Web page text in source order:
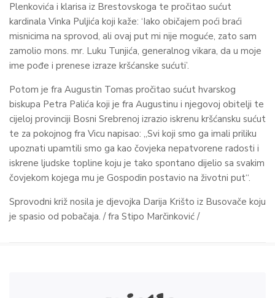
Plenkovića i klarisa iz Brestovskoga te pročitao sućut
kardinala Vinka Puljića koji kaže: ‘Iako običajem poći braći
misnicima na sprovod, ali ovaj put mi nije moguće, zato sam
zamolio mons. mr. Luku Tunjića, generalnog vikara, da u moje
ime pođe i prenese izraze kršćanske sućuti’.
Potom je fra Augustin Tomas pročitao sućut hvarskog
biskupa Petra Palića koji je fra Augustinu i njegovoj obitelji te
cijeloj provinciji Bosni Srebrenoj izrazio iskrenu kršćansku sućut
te za pokojnog fra Vicu napisao: „Svi koji smo ga imali priliku
upoznati upamtili smo ga kao čovjeka nepatvorene radosti i
iskrene ljudske topline koju je tako spontano dijelio sa svakim
čovjekom kojega mu je Gospodin postavio na životni put“.
Sprovodni križ nosila je djevojka Darija Krišto iz Busovače koju
je spasio od pobačaja. / fra Stipo Marčinković /